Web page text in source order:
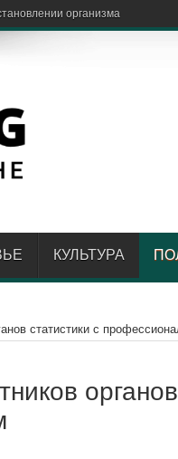
КУЛЬТУРА
статистики с